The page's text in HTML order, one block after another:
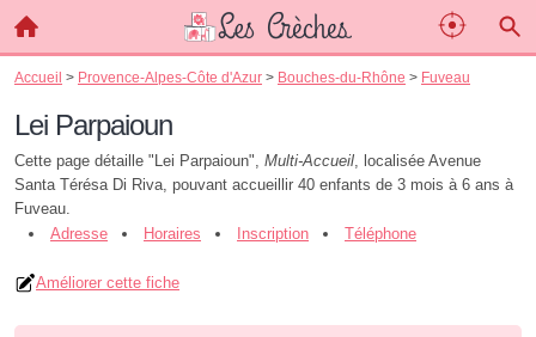
Accueil > Provence-Alpes-Côte d'Azur > Bouches-du-Rhône > Fuveau
Lei Parpaioun
Cette page détaille "Lei Parpaioun", Multi-Accueil, localisée Avenue
Santa Térésa Di Riva, pouvant accueillir 40 enfants de 3 mois à 6 ans à
Fuveau.
Adresse
Horaires Inscription Téléphone
Améliorer cette fiche